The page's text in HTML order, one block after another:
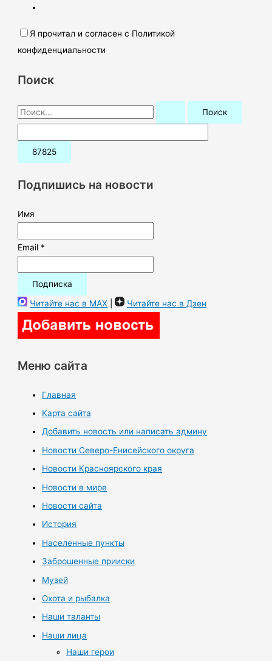
Я прочитал и согласен с Политикой
конфиденциальности
Поиск
П
о
и
:Подпишись на новости
Имя
Email *
Читайте нас в MAX | Читайте нас в Дзен
Меню сайта
Главная
Карта сайта
Добавить новость или написать админу
Новости Северо-Енисейского округа
Новости Красноярского края
Новости в мире
Новости сайта
История
Населенные пункты
Заброшенные прииски
Музей
Охота и рыбалка
Наши таланты
Наши лица
Наши герои